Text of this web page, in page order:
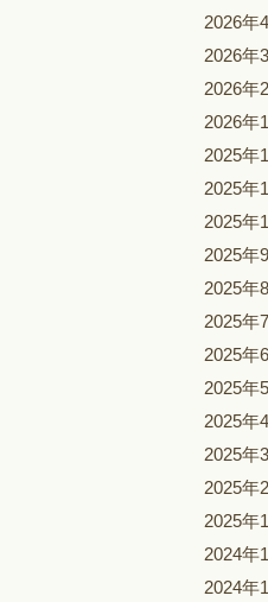
2026年
2026年
2026年
2026年
2025年
2025年
2025年
2025年
2025年
2025年
2025年
2025年
2025年
2025年
2025年
2025年
2024年
2024年